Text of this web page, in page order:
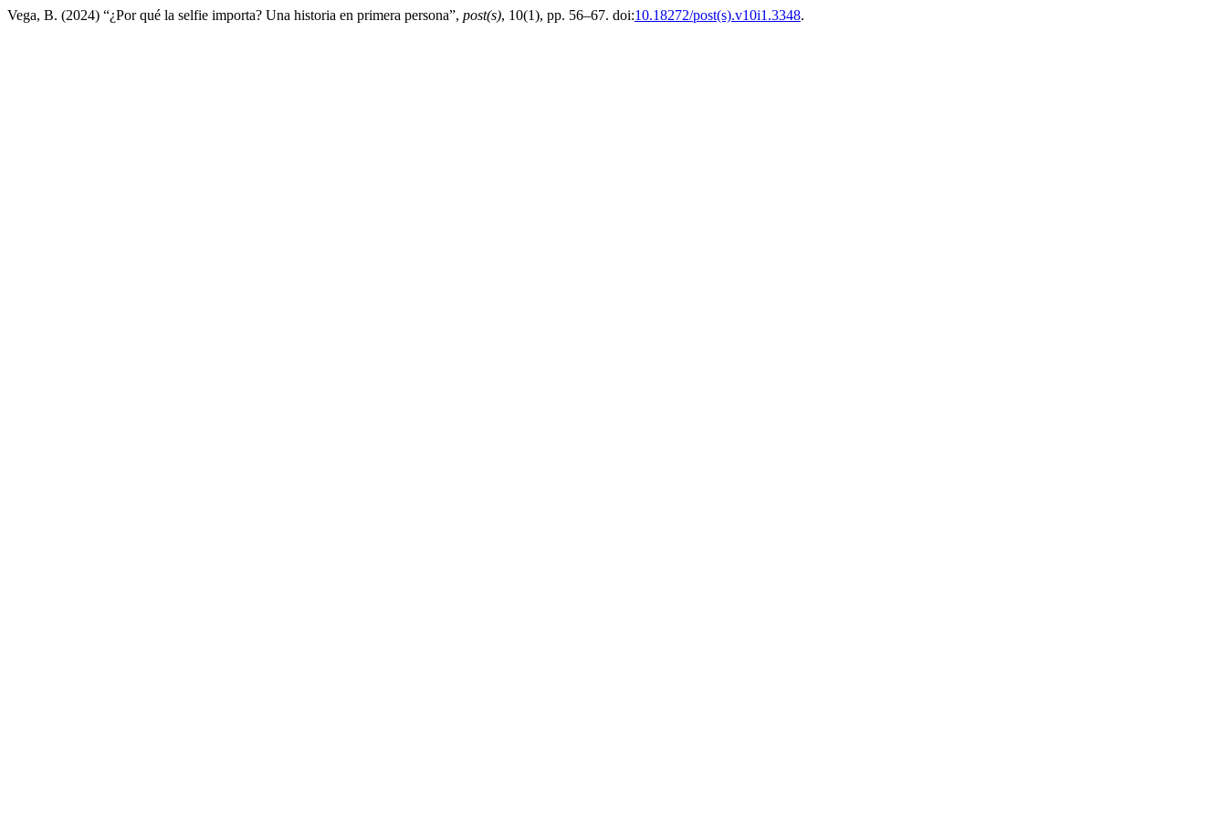
Vega, B. (2024) “¿Por qué la selfie importa? Una historia en primera persona”, post(s), 10(1), pp. 56–67. doi:10.18272/post(s).v10i1.3348.